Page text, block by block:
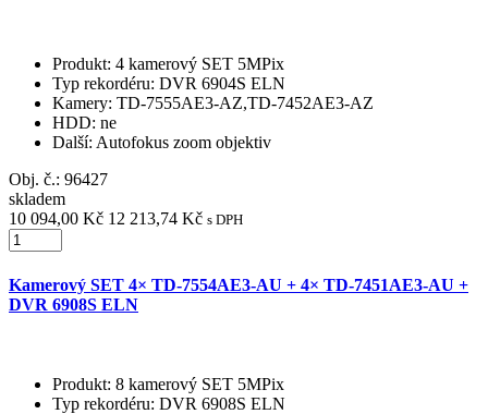
Produkt: 4 kamerový SET 5MPix
Typ rekordéru: DVR 6904S ELN
Kamery: TD-7555AE3-AZ,TD-7452AE3-AZ
HDD: ne
Další: Autofokus zoom objektiv
Obj. č.: 96427
skladem
10 094,00 Kč 12 213,74 Kč s DPH
Kamerový SET 4× TD-7554AE3-AU + 4× TD-7451AE3-AU +
DVR 6908S ELN
Produkt: 8 kamerový SET 5MPix
Typ rekordéru: DVR 6908S ELN